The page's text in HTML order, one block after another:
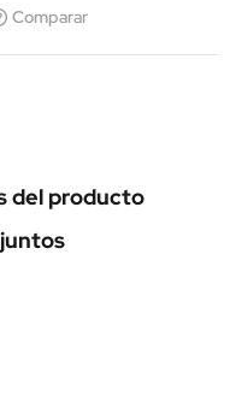
Comparar
del producto